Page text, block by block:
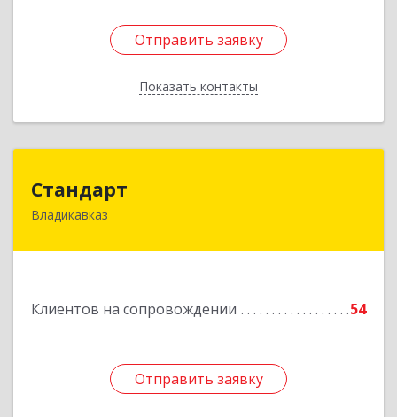
Отправить заявку
Показать контакты
Отправить заявку
Назад
Стандарт
Владикавказ
Клиентов на сопровождении 54
Отправить заявку
362025, Северная Осетия - Алания Респ,
Подробнее
Отправить заявку